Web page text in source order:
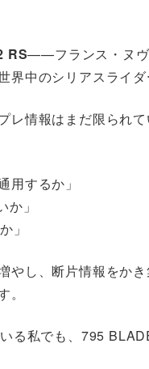
RS——フランス・ヌヴ
界中のシリアスライダ
レ情報はまだ限られて
用するか」
か」
」
し、断片情報をかき
る私でも、795